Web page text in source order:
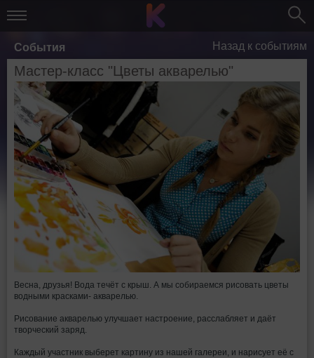
События Назад к событиям
Мастер-класс "Цветы акварелью"
Весна, друзья! Вода течёт с крыш. А мы собираемся рисовать цветы
водными красками- акварелью.
Рисование акварелью улучшает настроение, расслабляет и даёт
творческий заряд.
Каждый участник выберет картину из нашей галереи, и нарисует её с